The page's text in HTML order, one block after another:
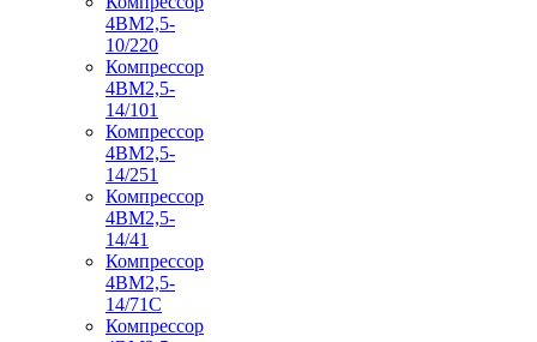
4ВМ2,5-
10/220
Компрессор
4ВМ2,5-
14/101
Компрессор
4ВМ2,5-
14/251
Компрессор
4ВМ2,5-
14/41
Компрессор
4ВМ2,5-
14/71C
Компрессор